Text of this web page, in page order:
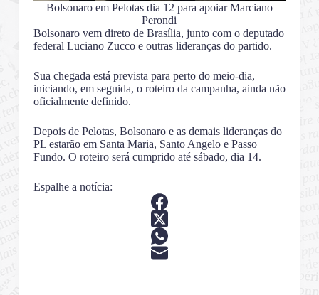
Bolsonaro em Pelotas dia 12 para apoiar Marciano
Perondi
Bolsonaro vem direto de Brasília, junto com o deputado
federal Luciano Zucco e outras lideranças do partido.
Sua chegada está prevista para perto do meio-dia,
iniciando, em seguida, o roteiro da campanha, ainda não
oficialmente definido.
Depois de Pelotas, Bolsonaro e as demais lideranças do
PL estarão em Santa Maria, Santo Angelo e Passo
Fundo. O roteiro será cumprido até sábado, dia 14.
Espalhe a notícia: